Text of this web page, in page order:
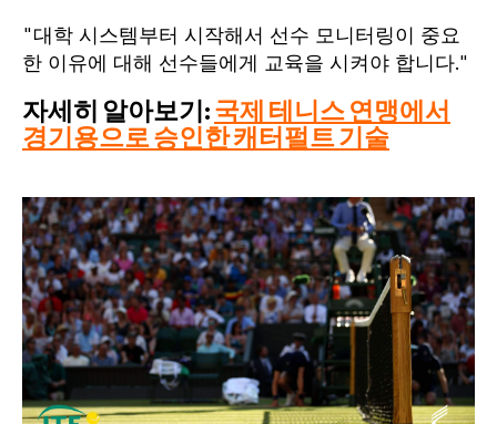
"대학 시스템부터 시작해서 선수 모니터링이 중요
한 이유에 대해 선수들에게 교육을 시켜야 합니다."
자세히 알아보기: 국제 테니스 연맹에서
경기용으로 승인한 캐터펄트 기술